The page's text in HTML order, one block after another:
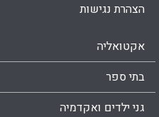
הצהרת נגישות
אקטואליה
בתי ספר
גני ילדים ואקדמיה